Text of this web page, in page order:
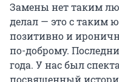
Замены нет таким
делал — это с таким
позитивно и
по-доброму.
года. У нас был
посвященный